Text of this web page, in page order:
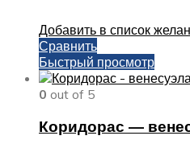
Добавить в список
Сравнить
Быстрый просмотр
0 out of 5
Коридорас —